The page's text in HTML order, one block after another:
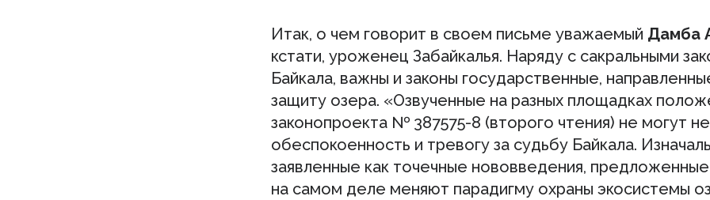
Итак, о чем говорит в своем письме уважаемый Дамба
кстати, уроженец Забайкалья. Наряду с сакральными
Байкала, важны и законы государственные,
защиту озера. «Озвученные на разных площадках
законопроекта № 387575-8 (второго чтения) не могут
обеспокоенность и тревогу за судьбу Байкала.
заявленные как точечные нововведения,
на самом деле меняют парадигму охраны экосистемы